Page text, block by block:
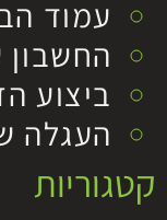
עמוד
החשבון
ביצוע
העגלה
קטגוריות